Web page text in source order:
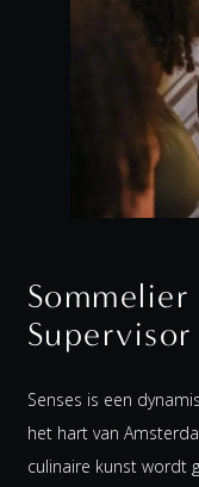
Supervisor
Senses is een
het hart van
culinaire kunst wordt